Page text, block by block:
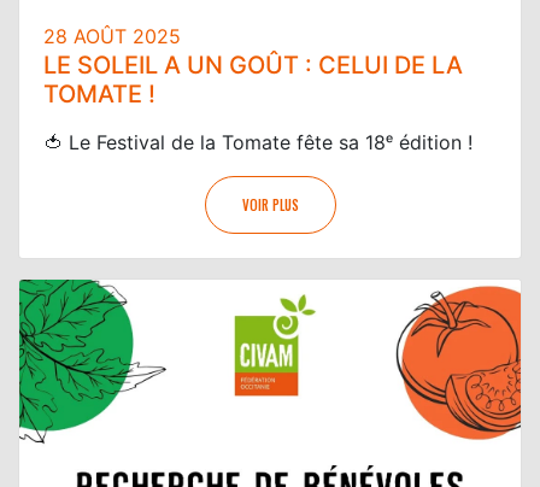
28 AOÛT 2025
LE SOLEIL A UN GOÛT : CELUI DE LA
TOMATE !
🍅 Le Festival de la Tomate fête sa 18ᵉ édition !
VOIR PLUS